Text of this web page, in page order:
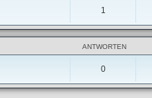
1
ANTWORTEN
0